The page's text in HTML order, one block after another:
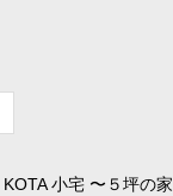
KOTA 小宅 〜５坪の家